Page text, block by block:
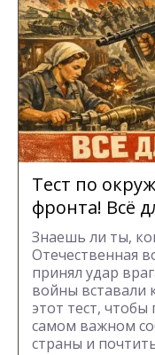
Тест по
фронта! Всё
Знаешь ли ты,
Отечественная
принял удар
войны вставали
этот тест,
самом важном
страны и